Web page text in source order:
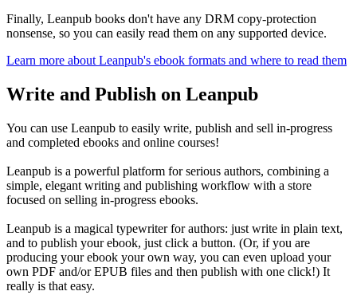
Finally, Leanpub books don't have any DRM copy-protection
nonsense, so you can easily read them on any supported device.
Learn more about Leanpub's ebook formats and where to read them
Write and Publish on Leanpub
You can use Leanpub to easily write, publish and sell in-progress
and completed ebooks and online courses!
Leanpub is a powerful platform for serious authors, combining a
simple, elegant writing and publishing workflow with a store
focused on selling in-progress ebooks.
Leanpub is a magical typewriter for authors: just write in plain text,
and to publish your ebook, just click a button. (Or, if you are
producing your ebook your own way, you can even upload your
own PDF and/or EPUB files and then publish with one click!) It
really is that easy.